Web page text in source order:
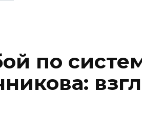
по